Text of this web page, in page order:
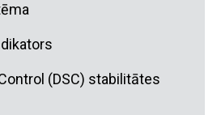
(DSC) stabilitātes